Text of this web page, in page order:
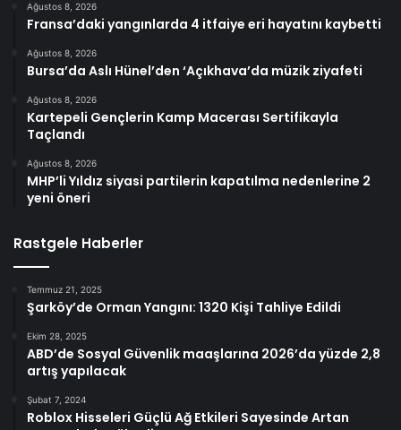
Ağustos 8, 2026
Fransa’daki yangınlarda 4 itfaiye eri hayatını kaybetti
Ağustos 8, 2026
Bursa’da Aslı Hünel’den ‘Açıkhava’da müzik ziyafeti
Ağustos 8, 2026
Kartepeli Gençlerin Kamp Macerası Sertifikayla
Taçlandı
Ağustos 8, 2026
MHP’li Yıldız siyasi partilerin kapatılma nedenlerine 2
yeni öneri
Rastgele Haberler
Temmuz 21, 2025
Şarköy’de Orman Yangını: 1320 Kişi Tahliye Edildi
Ekim 28, 2025
ABD’de Sosyal Güvenlik maaşlarına 2026’da yüzde 2,8
artış yapılacak
Şubat 7, 2024
Roblox Hisseleri Güçlü Ağ Etkileri Sayesinde Artan